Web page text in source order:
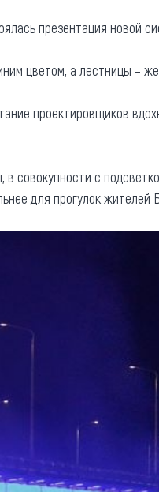
Карта
презентация новой
цветом, а лестницы –
проектировщиков
в совокупности с
для прогулок жителей